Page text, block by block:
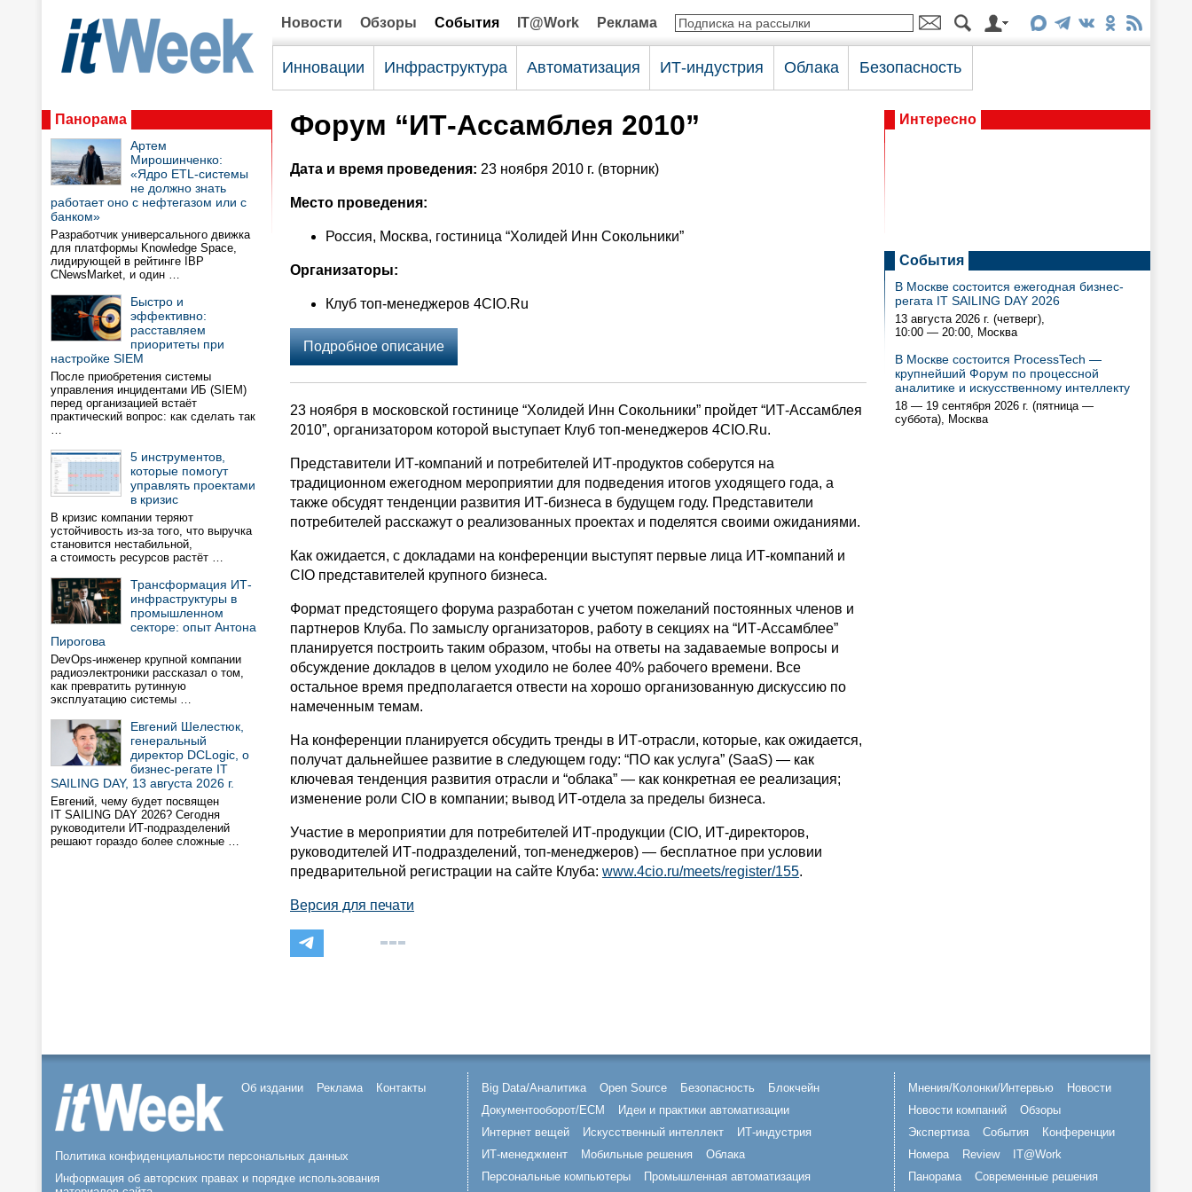
Новости Обзоры События IT@Work Реклама
Инновации Инфраструктура Автоматизация ИТ-индустрия Облака Безопасность
Панорама
Артем
Мирошинченко:
«Ядро ETL-системы
не должно знать
работает оно с нефтегазом или с
банком»
Разработчик универсального движка
для платформы Knowledge Space,
лидирующей в рейтинге IBP
CNewsMarket, и один …
Быстро и
эффективно:
расставляем
приоритеты при
настройке SIEM
После приобретения системы
управления инцидентами ИБ (SIEM)
перед организацией встаёт
практический вопрос: как сделать так
…
5 инструментов,
которые помогут
управлять проектами
в кризис
В кризис компании теряют
устойчивость из-за того, что выручка
становится нестабильной,
а стоимость ресурсов растёт …
Трансформация ИТ-
инфраструктуры в
промышленном
секторе: опыт Антона
Пирогова
DevOps-инженер крупной компании
радиоэлектроники рассказал о том,
как превратить рутинную
эксплуатацию системы …
Евгений Шелестюк,
генеральный
директор DCLogic, о
бизнес-регате IT
SAILING DAY, 13 августа 2026 г.
Евгений, чему будет посвящен
IT SAILING DAY 2026? Сегодня
руководители ИТ-подразделений
решают гораздо более сложные …
Форум “ИТ-Ассамблея 2010”
Дата и время проведения: 23 ноября 2010 г. (вторник)
Место проведения:
Россия, Москва, гостиница “Холидей Инн Сокольники”
Организаторы:
Клуб топ-менеджеров 4CIO.Ru
Подробное описание
23 ноября в московской гостинице “Холидей Инн Сокольники” пройдет “ИТ-Ассамблея
2010”, организатором которой выступает Клуб топ-менеджеров 4CIO.Ru.
Представители ИТ-компаний и потребителей ИТ-продуктов соберутся на
традиционном ежегодном мероприятии для подведения итогов уходящего года, а
также обсудят тенденции развития ИТ-бизнеса в будущем году. Представители
потребителей расскажут о реализованных проектах и поделятся своими ожиданиями.
Как ожидается, с докладами на конференции выступят первые лица ИТ-компаний и
CIO представителей крупного бизнеса.
Формат предстоящего форума разработан с учетом пожеланий постоянных членов и
партнеров Клуба. По замыслу организаторов, работу в секциях на “ИТ-Ассамблее”
планируется построить таким образом, чтобы на ответы на задаваемые вопросы и
обсуждение докладов в целом уходило не более 40% рабочего времени. Все
остальное время предполагается отвести на хорошо организованную дискуссию по
намеченным темам.
На конференции планируется обсудить тренды в ИТ-отрасли, которые, как ожидается,
получат дальнейшее развитие в следующем году: “ПО как услуга” (SaaS) — как
ключевая тенденция развития отрасли и “облака” — как конкретная ее реализация;
изменение роли CIO в компании; вывод ИТ-отдела за пределы бизнеса.
Участие в мероприятии для потребителей ИТ-продукции (CIO, ИТ-директоров,
руководителей ИТ-подразделений, топ-менеджеров) — бесплатное при условии
предварительной регистрации на сайте Клуба: www.4cio.ru/meets/register/155.
Версия для печати
Интересно
События
В Москве состоится ежегодная бизнес-
регата IT SAILING DAY 2026
13 августа 2026 г. (четверг),
10:00 — 20:00, Москва
В Москве состоится ProcessTech —
крупнейший Форум по процессной
аналитике и искусственному интеллекту
18 — 19 сентября 2026 г. (пятница —
суббота), Москва
Об издании Реклама Контакты
Политика конфиденциальности персональных данных
Информация об авторских правах и порядке использования
Big Data/Аналитика Open Source Безопасность
Блокчейн
Документооборот/ECM
Идеи и практики автоматизации
Интернет вещей
Искусственный интеллект
ИТ-индустрия
ИТ-менеджмент
Мобильные решения
Облака
Персональные компьютеры
Промышленная автоматизация
Мнения/Колонки/Интервью
Новости
Новости компаний
Обзоры
Экспертиза
События
Конференции
Номера
Review
IT@Work
Панорама
Современные решения